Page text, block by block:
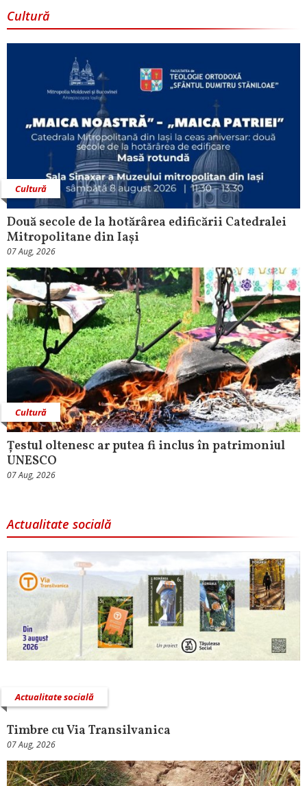
Cultură
Cultură
Două secole de la hotărârea edificării Catedralei
Mitropolitane din Iași
07 Aug, 2026
Cultură
Țestul oltenesc ar putea fi inclus în patrimoniul
UNESCO
07 Aug, 2026
Actualitate socială
Actualitate socială
Timbre cu Via Transilvanica
07 Aug, 2026